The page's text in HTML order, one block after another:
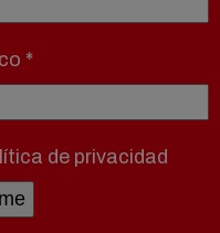
*
de privacidad